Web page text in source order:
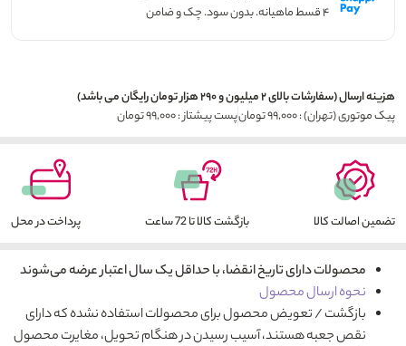
۴ قسط ماهیانه. بدون سود. چک و ضامن
هزینه ارسال (سفارشات بالای ۲ میلیون و ۲۹۰ هزار تومان رایگان می باشد)
پیک موتوری (تهران) : ۹۹,۰۰۰ تومان
پست پیشتاز : ۹۹,۰۰۰ تومان
تضمین اصالت کالا بازگشت کالا تا 72 ساعت پرداخت در محل
محصولات دارای تاریخ انقضا، با حداقل یک سال اعتبار عرضه می‌شوند
نحوه ارسال محصول
بازگشت / تعویض محصول برای محصولات استفاده نشده که دارای
نقص جعبه هستند، آسیب رسیدن در هنگام تحویل، مغایرت محصول